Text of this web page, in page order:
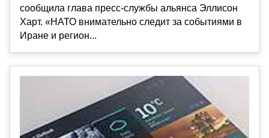
сообщила глава пресс-службы альянса Эллисон
Харт. «НАТО внимательно ⁠следит за событиями ⁠в
Иране и регион...